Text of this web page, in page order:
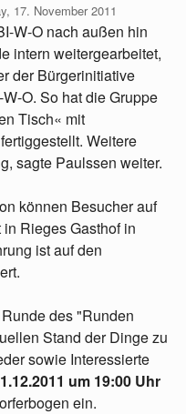
17. November 2011
W-O nach außen hin
intern weitergearbeitet,
der Bürgerinitiative
O. So hat die Gruppe
Tisch« mit
Weitere
sagte Paulssen weiter.
können Besucher auf
Rieges Gasthof in
ist auf den
des "Runden
Stand der Dinge zu
sowie Interessierte
um 19:00 Uhr
ein.